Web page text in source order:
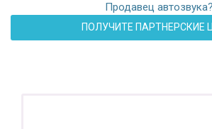
Продавец автозвука?
ПОЛУЧИТЕ ПАРТНЕРСКИЕ